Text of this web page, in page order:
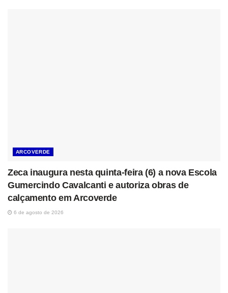
ARCOVERDE
Zeca inaugura nesta quinta-feira (6) a nova Escola
Gumercindo Cavalcanti e autoriza obras de
calçamento em Arcoverde
6 de agosto de 2026